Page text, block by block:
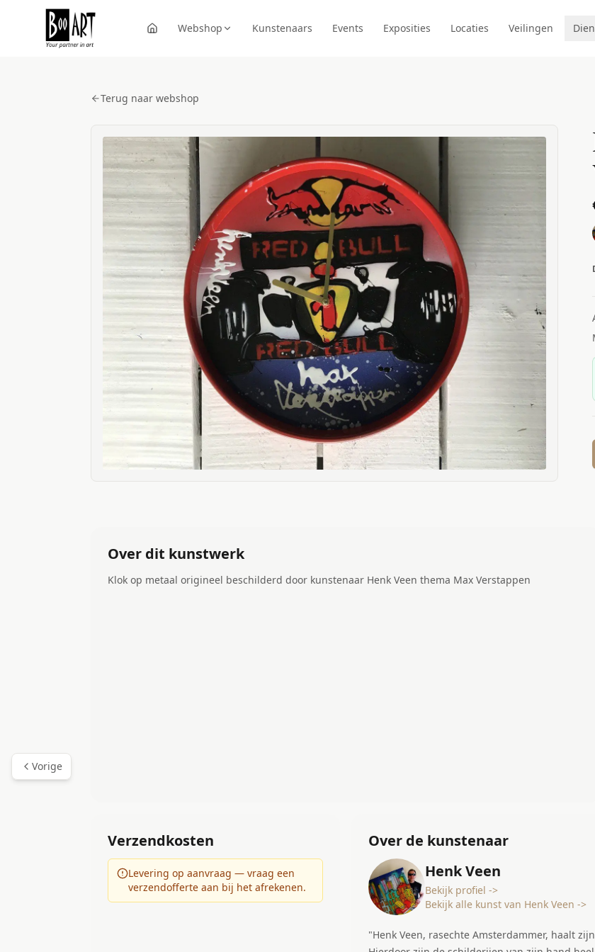
Webshop Kunstenaars Events Exposities Locaties Veilingen
Terug naar webshop
Vorige
Over dit kunstwerk
Klok op metaal origineel beschilderd door kunstenaar Henk Veen thema Max Verstappen
Verzendkosten
Levering op aanvraag — vraag een
verzendofferte aan bij het afrekenen.
Over de kunstenaar
Henk Veen
Bekijk profiel ->
Bekijk alle kunst van Henk Veen ->
"Henk Veen, rasechte Amsterdammer, haalt